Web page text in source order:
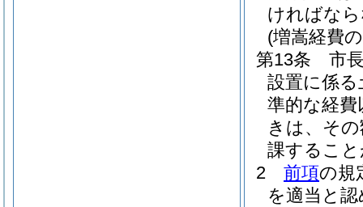
ければな
(増嵩経費
第13条
市
設置に係
準的な経費
きは、そ
課するこ
2
前項の規
を適当と